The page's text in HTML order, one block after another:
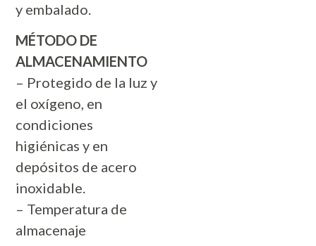
y embalado.
MÉTODO DE
ALMACENAMIENTO
– Protegido de la luz y
el oxígeno, en
condiciones
higiénicas y en
depósitos de acero
inoxidable.
– Temperatura de
almacenaje